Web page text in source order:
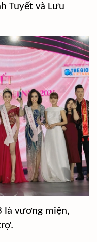
Tuyết và Lưu
là vương miện,